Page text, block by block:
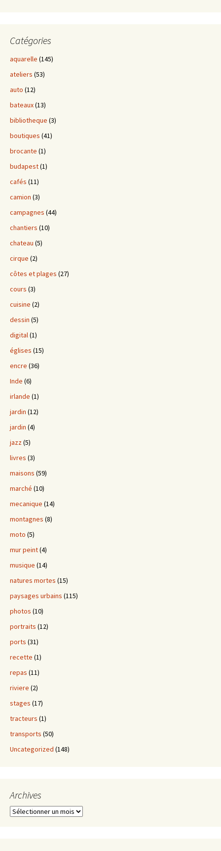
Catégories
aquarelle (145)
ateliers (53)
auto (12)
bateaux(13)
bibliotheque (3)
boutiques (41)
brocante (1)
budapest(1)
cafés (11)
camion (3)
campagnes (44)
chantiers (10)
chateau (5)
cirque (2)
côtes et plages (27)
cours (3)
cuisine (2)
dessin (5)
digital(1)
églises (15)
encre (36)
Inde (6)
irlande (1)
jardin (12)
jardin (4)
jazz(5)
livres (3)
maisons (59)
marché (10)
mecanique (14)
montagnes (8)
moto (5)
mur peint(4)
musique (14)
natures mortes (15)
paysages urbains (115)
photos (10)
portraits (12)
ports (31)
recette (1)
repas (11)
riviere (2)
stages (17)
tracteurs (1)
transports (50)
Uncategorized (148)
Archives
Archives